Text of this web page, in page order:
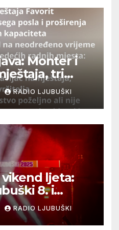
Monter i
tri
RADIO LJUBUŠKI
ljeta:
8. i
RADIO LJUBUŠKI